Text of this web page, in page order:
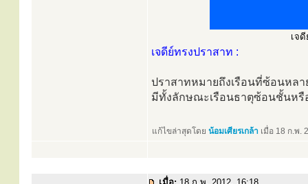
เจ
เจดีย์ทรงปราสาท :
ปราสาทหมายถึงเรือนที่ซ้อนหล
มีทั้งลักษณะเรือนธาตุซ้อนชั้นห
แก้ไขล่าสุดโดย น้อมเศียรเกล้า เมื่อ 18 ก.พ.